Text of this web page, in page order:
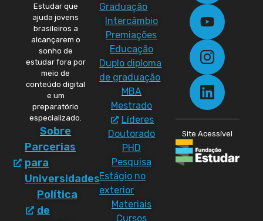
Estudar que
ajuda jovens
brasileiros a
alcançarem o
sonho de
estudar fora por
meio de
conteúdo digital
e um
preparatório
especializado.
Sobre
Parcerias
para
Universidades
Política
de
Graduação
Intercâmbio
Premiações
Educação
Duplo diploma
de graduação
MBA
Mestrado
Líderes
Doutorado
PHD
Pesquisa
Estágio no
exterior
Materiais
Cursos
Site Acessível